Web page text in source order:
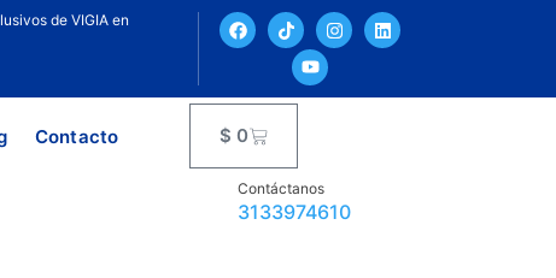
de VIGIA en
Contacto $ 0
Contáctanos
3133974610